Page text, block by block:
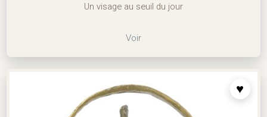
Un visage au seuil du jour
Voir